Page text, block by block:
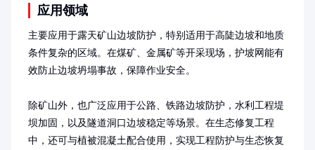
应用领域
主要应用于露天矿山边坡防护，特别适用于高陡边坡和地质
条件复杂的区域。在煤矿、金属矿等开采现场，护坡网能有
效防止边坡坍塌事故，保障作业安全。
除矿山外，也广泛应用于公路、铁路边坡防护，水利工程堤
坝加固，以及隧道洞口边坡稳定等场景。在生态修复工程
中，还可与植被混凝土配合使用，实现工程防护与生态恢复